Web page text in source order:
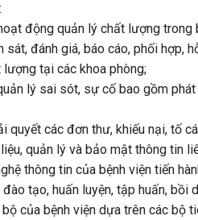
động quản lý chất lượng
đánh giá, báo cáo, phối hợp,
tại các khoa phòng;
lý sai sót, sự cố bao gồm
quyết các đơn thư, khiếu nại, tố
quản lý và bảo mật thông tin
thông tin của bệnh viện tiến
tạo, huấn luyện, tập huấn, bồi
của bệnh viện dựa trên các bộ